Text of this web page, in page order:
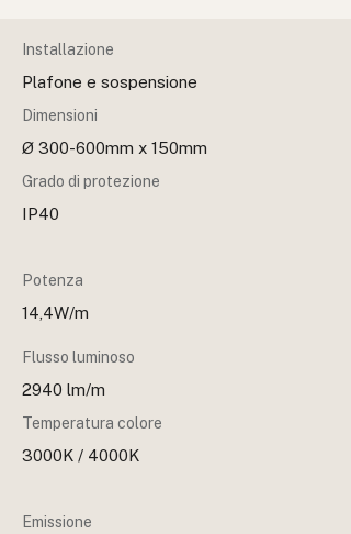
Installazione
Plafone e sospensione
Dimensioni
Ø 300-600mm x 150mm
Grado di protezione
IP40
Potenza
14,4W/m
Flusso luminoso
2940 lm/m
Temperatura colore
3000K / 4000K
Emissione